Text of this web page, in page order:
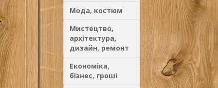
Мода, костюм
Мистецтво,
архітектура,
дизайн, ремонт
Економіка,
бізнес, гроші